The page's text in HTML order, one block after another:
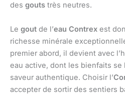
des gouts très neutres.
Le gout de l’eau Contrex est
richesse minérale
premier abord, il devient avec
eau active, dont les bienfaits se
saveur authentique. Choisir l’
accepter de sortir des sentiers